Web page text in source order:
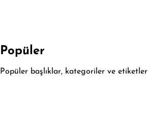
Popüler
Popüler başlıklar, kategoriler ve etiketler